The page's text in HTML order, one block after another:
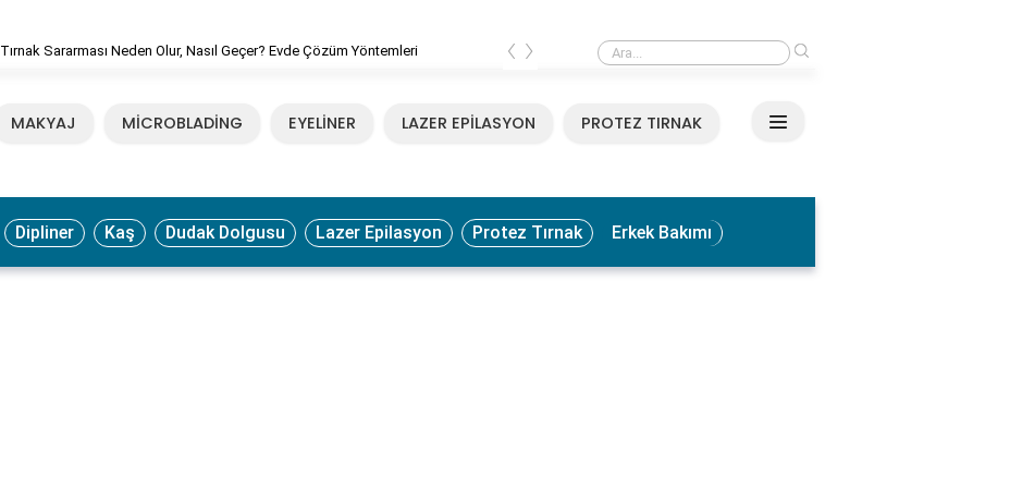
Tırnak Sararması Neden Olur, Nasıl Geçer? Evde Çözüm Yöntemleri Medikal El ve Ayak Bakımı Nedir? Faydaları ve Uygulama Yöntemleri
‹ ›
MAKYAJ MİCROBLADİNG EYELİNER LAZER EPİLASYON PROTEZ TIRNAK
Dipliner Kaş Dudak Dolgusu Lazer Epilasyon Protez Tırnak Erkek Bakımı